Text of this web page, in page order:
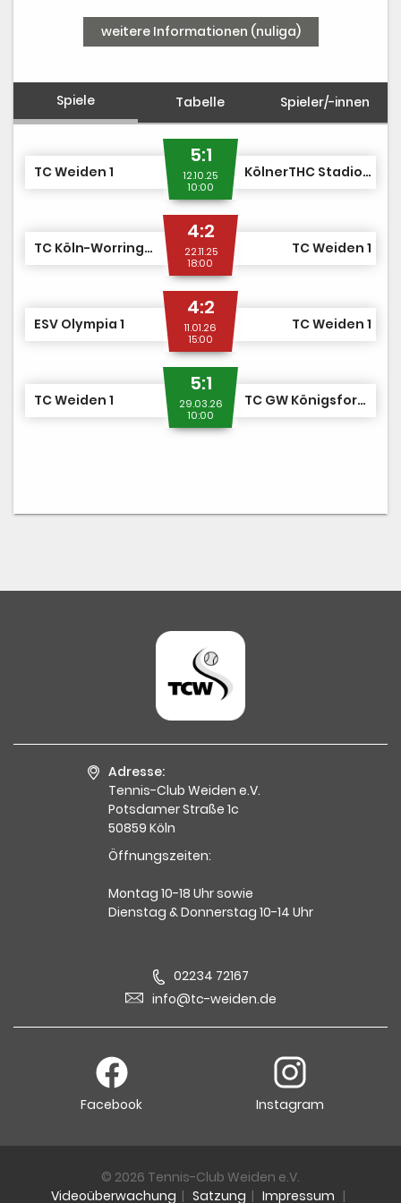
weitere Informationen (nuliga)
Spiele Tabelle Spieler/-innen
TC Weiden 1
5:1
12.10.25
10:00
KölnerTHC Stadion RW 2
TC Köln-Worringen 1
4:2
22.11.25
18:00
TC Weiden 1
ESV Olympia 1
4:2
11.01.26
15:00
TC Weiden 1
TC Weiden 1
5:1
29.03.26
10:00
TC GW Königsforst 2
Adresse:
Tennis-Club Weiden e.V.
Potsdamer Straße 1c
50859 Köln
Öffnungszeiten:
Montag 10-18 Uhr sowie
Dienstag & Donnerstag 10-14 Uhr
02234 72167
info@tc-weiden.de
Facebook Instagram
© 2026 Tennis-Club Weiden e.V.
Videoüberwachung | Satzung | Impressum |